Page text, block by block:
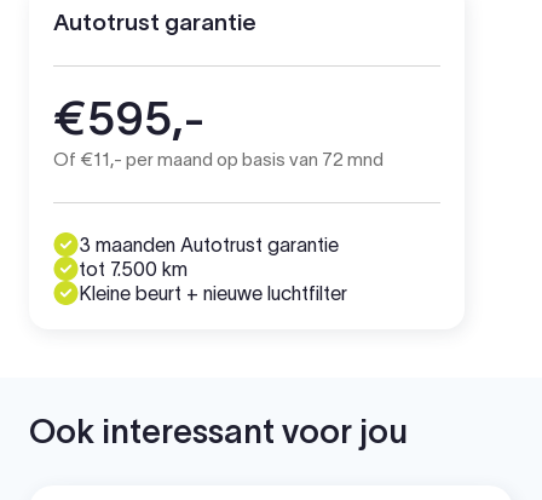
Autotrust garantie
€595,-
Of €11,- per maand op basis van 72 mnd
3 maanden Autotrust garantie
tot 7.500 km
Kleine beurt + nieuwe luchtfilter
Ook interessant voor jou